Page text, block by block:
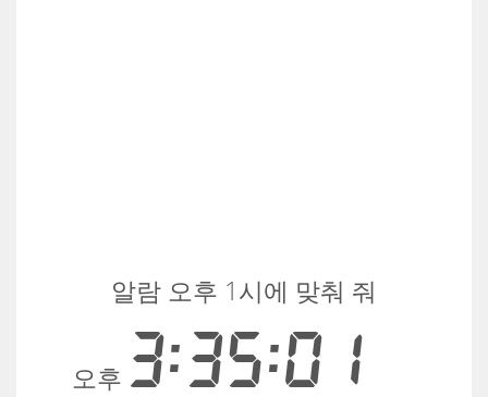
오후 3:35:01
알람 오후 1시에 맞춰 줘